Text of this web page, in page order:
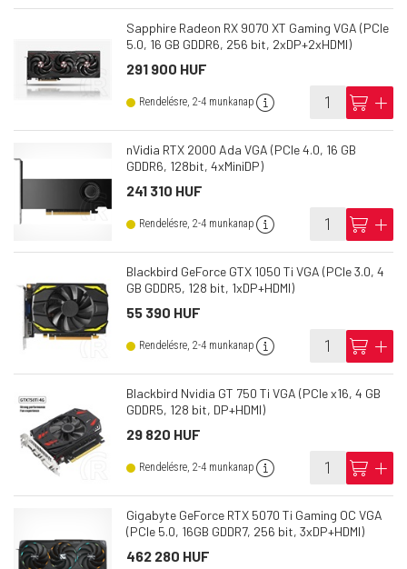
Sapphire Radeon RX 9070 XT Gaming VGA (PCIe
5.0, 16 GB GDDR6, 256 bit, 2xDP+2xHDMI)
291 900 HUF
Rendelésre, 2-4 munkanap info cart add
nVidia RTX 2000 Ada VGA (PCIe 4.0, 16 GB
GDDR6, 128bit, 4xMiniDP)
241 310 HUF
Rendelésre, 2-4 munkanap info cart add
Blackbird GeForce GTX 1050 Ti VGA (PCIe 3.0, 4
GB GDDR5, 128 bit, 1xDP+HDMI)
55 390 HUF
Rendelésre, 2-4 munkanap info cart add
Blackbird Nvidia GT 750 Ti VGA (PCIe x16, 4 GB
GDDR5, 128 bit, DP+HDMI)
29 820 HUF
Rendelésre, 2-4 munkanap info cart add
Gigabyte GeForce RTX 5070 Ti Gaming OC VGA
(PCIe 5.0, 16GB GDDR7, 256 bit, 3xDP+HDMI)
462 280 HUF